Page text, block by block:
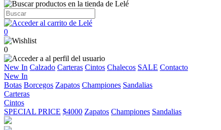
0
0
New In Calzado Carteras Cintos Chalecos SALE Contacto
New In
Botas Borcegos Zapatos Championes Sandalias
Carteras
Cintos
SPECIAL PRICE $4000 Zapatos Championes Sandalias